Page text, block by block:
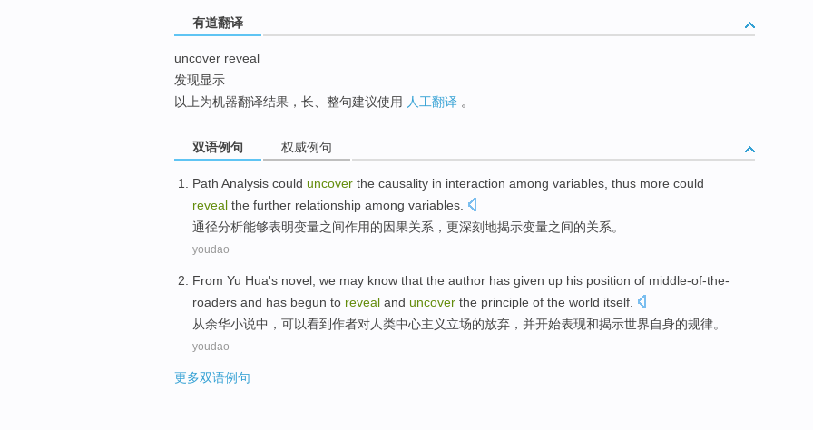
有道翻译
uncover reveal
发现显示
以上为机器翻译结果，长、整句建议使用 人工翻译 。
双语例句 权威例句
Path Analysis could uncover the causality in interaction among variables , thus more could
reveal the further relationship among variables.
通径分析能够表明变量之间作用的因果关系 ， 更深刻地揭示变量之间的关系。
youdao
From Yu Hua's novel we may know that the author has given up his position of middle-of-the-
roaders and has begun to reveal and uncover the principle of the world itself
从余华小说中 ， 可以看到作者对人类中心主义立场的放弃 ，并开始表现和揭示世界自身的规律。
youdao
更多双语例句